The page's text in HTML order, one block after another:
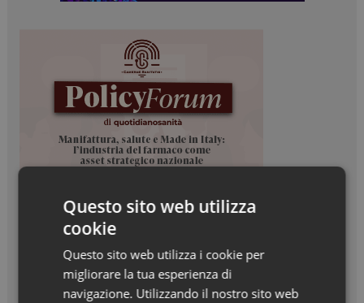
Questo sito web utilizza
cookie
Questo sito web utilizza i cookie per
migliorare la tua esperienza di
navigazione. Utilizzando il nostro sito web